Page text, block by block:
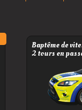
Baptême de
2 tours en